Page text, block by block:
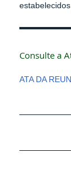
Consulte a
ATA DA